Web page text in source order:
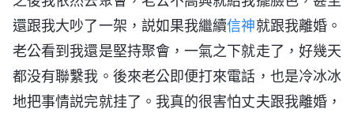
還跟我大吵了一架，説如果我繼續信神就跟我離婚。
老公看到我還是堅持聚會，一氣之下就走了，好幾天
都没有聯繫我。後來老公即便打來電話，也是冷冰冰
地把事情説完就挂了。我真的很害怕丈夫跟我離婚，